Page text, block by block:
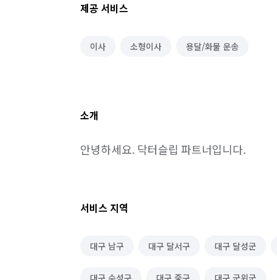
제공 서비스
이사 소형이사 용달/화물 운송
소개
안녕하세요. 닥터슬립 파트너입니다.
서비스 지역
대구 남구 대구 달서구 대구 달성군
대구 수성구 대구 중구 대구 군위군